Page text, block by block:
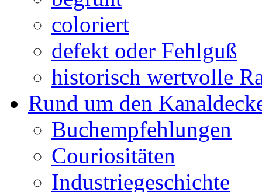
coloriert
defekt oder Fehlguß
historisch wertvolle
Rund um den
Buchempfehlungen
Couriositäten
Industriegeschichte